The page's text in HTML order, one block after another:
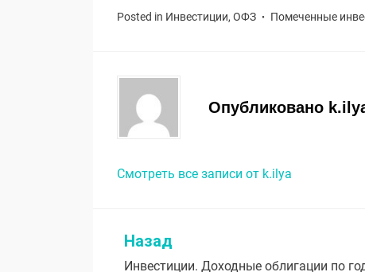
Posted in Инвестиции, ОФЗ Помеченные
Опубликовано
Смотреть все записи от k.ilya
Навигация
Назад
Инвестиции. Доходные облигации по